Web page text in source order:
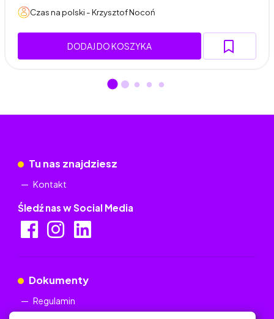
Czas na polski - Krzysztof Nocoń
DODAJ DO KOSZYKA
Tu nas znajdziesz
Kontakt
Śledź nas w Social Media
Dokumenty
Regulamin